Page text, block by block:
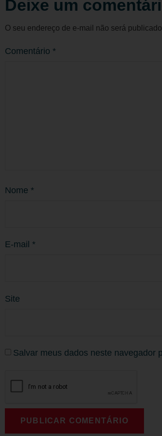
Deixe um
O seu endereço de e-mail não será
Comentário *
Nome *
E-mail *
Site
Salvar meus dados neste navegador